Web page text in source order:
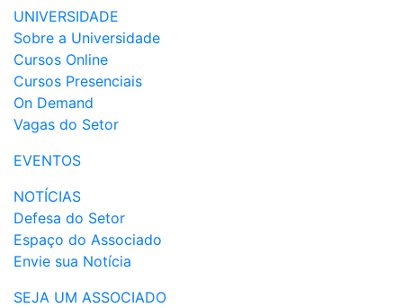
UNIVERSIDADE
Sobre a Universidade
Cursos Online
Cursos Presenciais
On Demand
Vagas do Setor
EVENTOS
NOTÍCIAS
Defesa do Setor
Espaço do Associado
Envie sua Notícia
SEJA UM ASSOCIADO